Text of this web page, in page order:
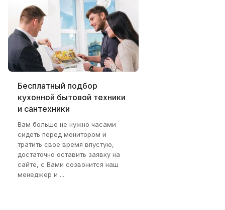
Бесплатный подбор
кухонной бытовой техники
и сантехники
Вам больше не нужно часами
сидеть перед монитором и
тратить свое время впустую,
достаточно оставить заявку на
сайте, с Вами созвонится наш
менеджер и ...